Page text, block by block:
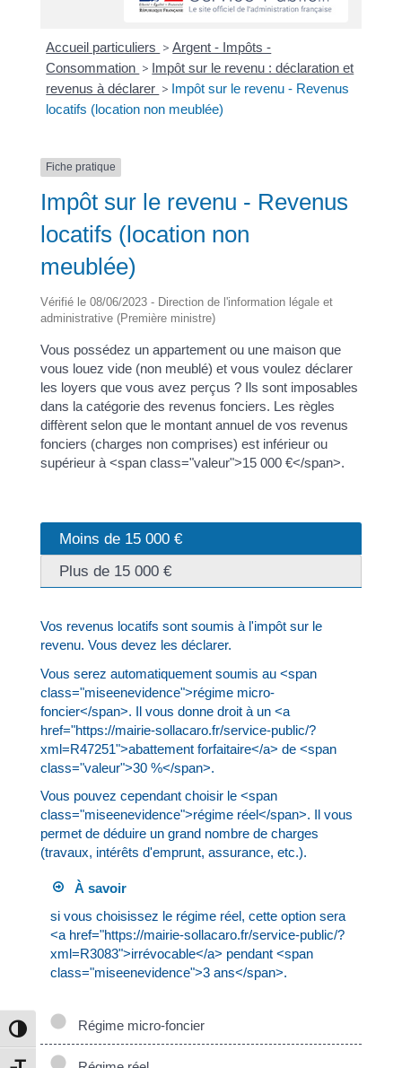
Passer en contraste élevé
Accueil particuliers > Argent - Impôts -
Consommation > Impôt sur le revenu : déclaration et
revenus à déclarer > Impôt sur le revenu - Revenus
locatifs (location non meublée)
Fiche pratique
Impôt sur le revenu - Revenus
locatifs (location non
meublée)
Vérifié le 08/06/2023 - Direction de l'information légale et
administrative (Première ministre)
Vous possédez un appartement ou une maison que
vous louez vide (non meublé) et vous voulez déclarer
les loyers que vous avez perçus ? Ils sont imposables
dans la catégorie des revenus fonciers. Les règles
diffèrent selon que le montant annuel de vos revenus
fonciers (charges non comprises) est inférieur ou
supérieur à <span class="valeur">15 000 €</span>.
Moins de 15 000 €
Plus de 15 000 €
Vos revenus locatifs sont soumis à l'impôt sur le
revenu. Vous devez les déclarer.
Vous serez automatiquement soumis au <span
class="miseenevidence">régime micro-
foncier</span>. Il vous donne droit à un <a
href="https://mairie-sollacaro.fr/service-public/?
xml=R47251">abattement forfaitaire</a> de <span
class="valeur">30 %</span>.
Vous pouvez cependant choisir le <span
class="miseenevidence">régime réel</span>. Il vous
permet de déduire un grand nombre de charges
(travaux, intérêts d'emprunt, assurance, etc.).
À savoir
si vous choisissez le régime réel, cette option sera
<a href="https://mairie-sollacaro.fr/service-public/?
xml=R3083">irrévocable</a> pendant <span
class="miseenevidence">3 ans</span>.
Régime micro-foncier